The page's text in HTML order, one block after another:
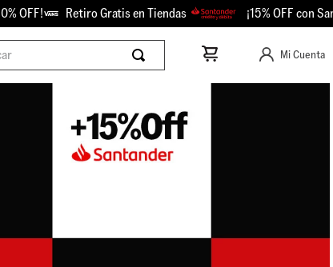
Retiro Gratis en Tiendas ¡15% OFF con Santander!
Mi Cuenta